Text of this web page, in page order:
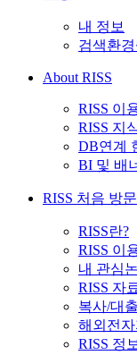
내 정보
검색환
About RISS
RISS 이
RISS 지
DB연계
BI 및 배
RISS 처음 방
RISS란?
RISS 이
내 관심
RISS 자
복사/대
해외전
RISS 정